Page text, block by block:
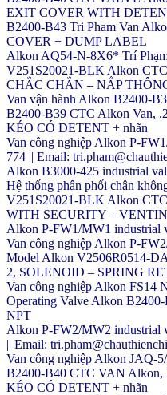
EXIT COVER WITH
B2400-B43 Tri Pham Van
COVER + DUMP LABEL
Alkon AQ54-N-8X6* Trí
V251S20021-BLK Alkon
CHẮC CHẮN – NẮP
Van vận hành Alkon B2400-
B2400-B39 CTC Alkon Van,
KÉO CÓ DETENT + nhãn
Van công nghiệp Alkon P-
774 || Email:
Alkon B3000-425 industrial
Hệ thống phân phối chân
V251S20021-BLK Alkon
WITH SECURITY –
Alkon P-FW1/MW1 industrial
Van công nghiệp Alkon P-
Model Alkon V2506R0514-
2, SOLENOID – SPRING
Van công nghiệp Alkon FS14
Operating Valve Alkon
NPT
Alkon P-FW2/MW2 industrial
|| Email:
Van công nghiệp Alkon JAQ-
B2400-B40 CTC VAN
KÉO CÓ DETENT + nhãn